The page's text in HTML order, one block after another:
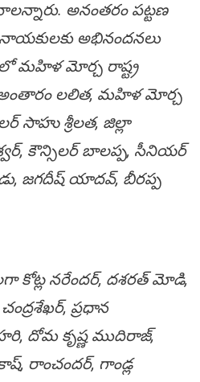
అనంతరం పట్టణ
అభినందనలు
మహిళ మోర్చ రాష్ట్ర
లలిత, మహిళ మోర్చ
సాహు శ్రీలత, జిల్లా
కౌన్సిలర్ బాలప్ప, సీనియర్
జగదీష్ యాదవ్, బీరప్ప
కోట్ల నరేందర్, దశరత్ మోడి,
ప్రధాన
దోమ కృష్ణ ముదిరాజ్,
రాంచందర్, గాండ్ల